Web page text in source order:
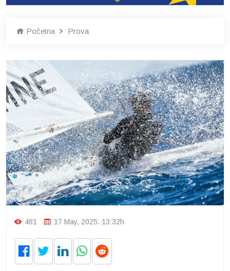
Početna Prova
481 17 May, 2025. 13:32h